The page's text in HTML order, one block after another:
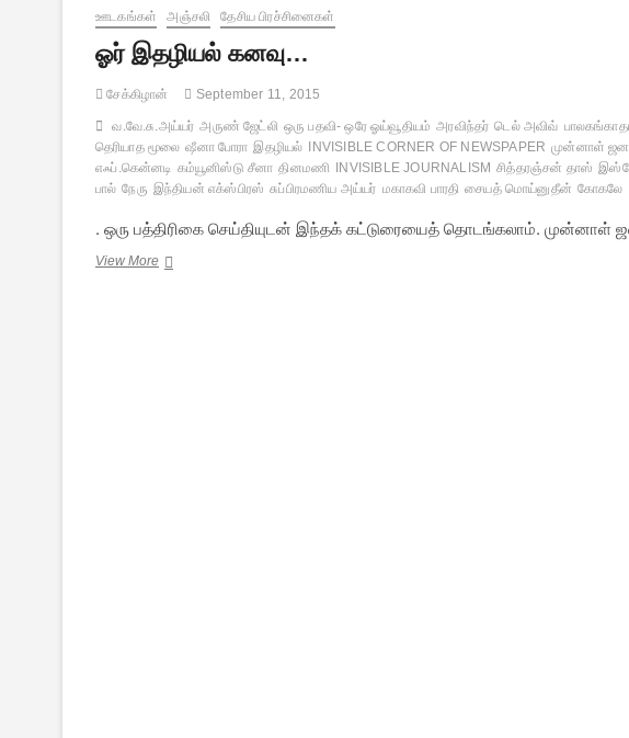
கோவிந்த்:
கண்ணோட்டங்கள்
ஊடகங்கள் அஞ்சலி தேசிய பிரச்சினைகள்
ஓர் இதழியல் கனவு…
சேக்கிழான் September 11, 2015
வ.வே.சு.அய்யர் அருண் ஜேட்லி ஒரு பதவி- ஒரே ஓய்வூதியம் அரவிந்தர் டெல் அவிவ்
தெரியாத மூலை ஷீனா போரா இதழியல் INVISIBLE CORNER OF NEWSPAPER முன்னாள்
எஃப்.கென்னடி கம்யூனிஸ்டு சீனா தினமணி INVISIBLE JOURNALISM சித்தரஞ்சன் தாஸ்
பால் நேரு இந்தியன் எக்ஸ்பிரஸ் சுப்பிரமணிய அய்யர் மகாகவி பாரதி சையத் மொய்னுதீன் கோகலே
. ஒரு பத்திரிகை செய்தியுடன் இந்தக் கட்டுரையைத் தொடங்கலாம். முன்னாள்
View Moreஓர்